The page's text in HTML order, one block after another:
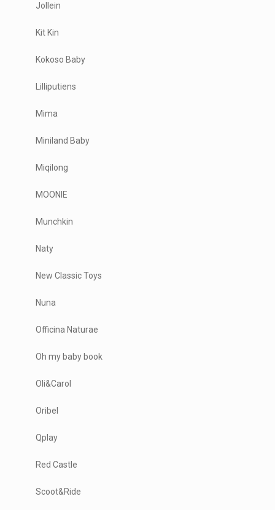
Jollein
Kit Kin
Kokoso Baby
Lilliputiens
Mima
Miniland Baby
Miqilong
MOONIE
Munchkin
Naty
New Classic Toys
Nuna
Officina Naturae
Oh my baby book
Oli&Carol
Oribel
Qplay
Red Castle
Scoot&Ride